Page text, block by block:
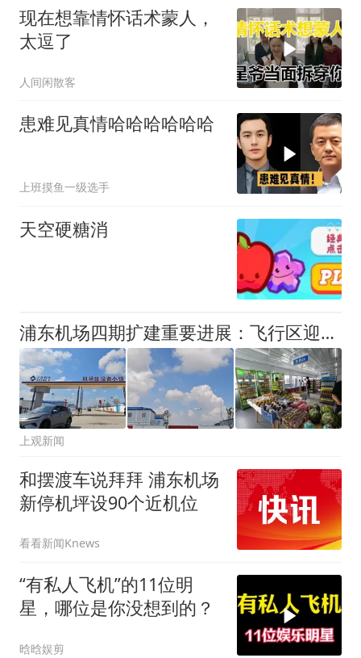
现在想靠情怀话术蒙人，
太逗了
人间闲散客
患难见真情哈哈哈哈哈哈
上班摸鱼一级选手
天空硬糖消
浦东机场四期扩建重要进展：飞行区迎超千名建设者，T3“飞鸟柱”全部就位
上观新闻
和摆渡车说拜拜 浦东机场
新停机坪设90个近机位
看看新闻Knews
“有私人飞机”的11位明
星，哪位是你没想到的？
晗晗娱剪